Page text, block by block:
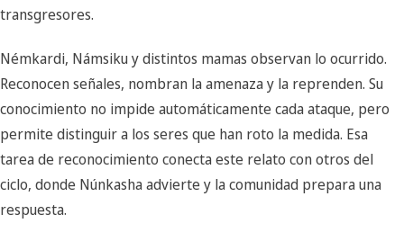
transgresores.
Némkardi, Námsiku y distintos mamas observan lo ocurrido.
Reconocen señales, nombran la amenaza y la reprenden. Su
conocimiento no impide automáticamente cada ataque, pero
permite distinguir a los seres que han roto la medida. Esa
tarea de reconocimiento conecta este relato con otros del
ciclo, donde Núnkasha advierte y la comunidad prepara una
respuesta.